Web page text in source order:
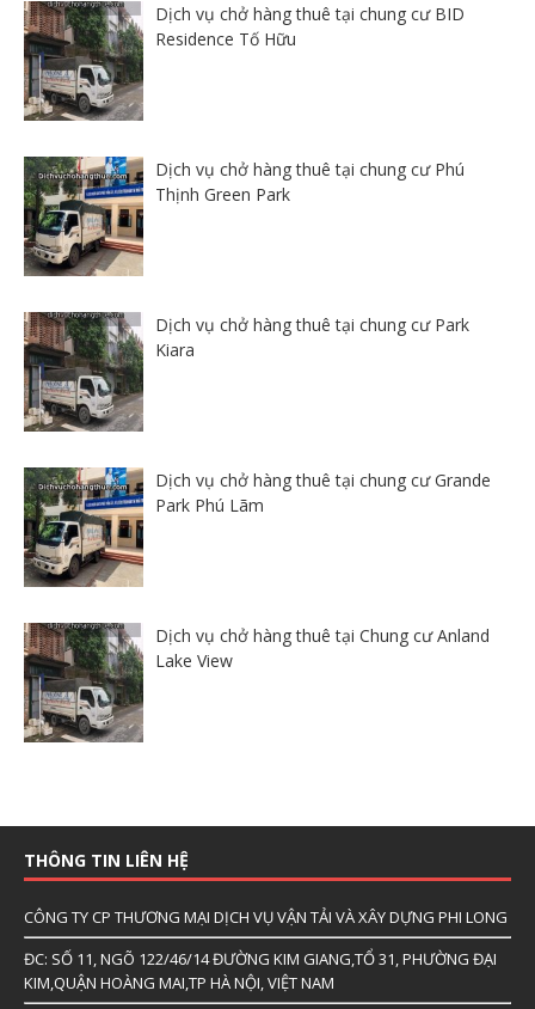
Dịch vụ chở hàng thuê tại chung cư BID
Residence Tố Hữu
Dịch vụ chở hàng thuê tại chung cư Phú
Thịnh Green Park
Dịch vụ chở hàng thuê tại chung cư Park
Kiara
Dịch vụ chở hàng thuê tại chung cư Grande
Park Phú Lãm
Dịch vụ chở hàng thuê tại Chung cư Anland
Lake View
THÔNG TIN LIÊN HỆ
CÔNG TY CP THƯƠNG MẠI DỊCH VỤ VẬN TẢI VÀ XÂY DỰNG PHI LONG
ĐC: SỐ 11, NGÕ 122/46/14 ĐƯỜNG KIM GIANG,TỔ 31, PHƯỜNG ĐẠI
KIM,QUẬN HOÀNG MAI,TP HÀ NỘI, VIỆT NAM